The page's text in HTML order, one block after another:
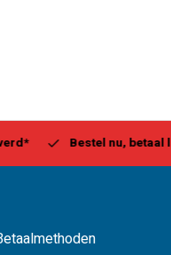
Bestel nu, betaal later